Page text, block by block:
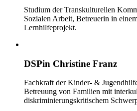
Studium der Transkulturellen
Sozialen Arbeit, Betreuerin in
Lernhilfeprojekt.
DSPin Christine Franz
Fachkraft der Kinder- &
Betreuung von Familien mit
diskriminierungskritischem